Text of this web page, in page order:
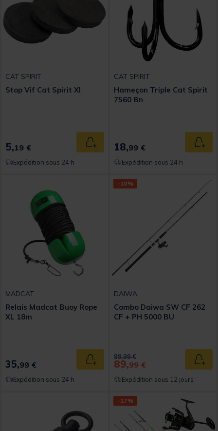
CAT SPIRIT
Stop Vif Cat Spirit Xl
5,19 € Ajouter au panier
Expédition sous 24 h
CAT SPIRIT
Hameçon Triple Cat Spirit
7560 Bn
18,99 €
Expédition sous 24 h
MADCAT
Relais Madcat Buoy Rope
XL 18m
35,99 € Ajouter au panier
Expédition sous 24 h
-10%
DAIWA
Combo Daiwa SW CF 262
CF + PH 5000 BU
Price reduced from
99,99 €to
89,99 €
Expédition sous 12 jours
-17%